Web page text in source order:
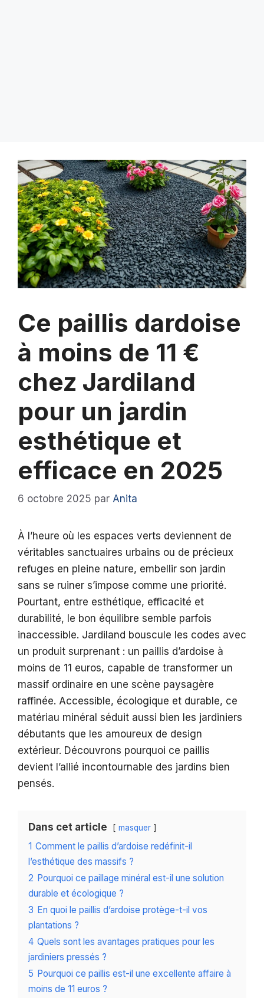
Ce paillis dardoise
à moins de 11 €
chez Jardiland
pour un jardin
esthétique et
efficace en 2025
6 octobre 2025 par Anita
À l’heure où les espaces verts deviennent de
véritables sanctuaires urbains ou de précieux
refuges en pleine nature, embellir son jardin
sans se ruiner s’impose comme une priorité.
Pourtant, entre esthétique, efficacité et
durabilité, le bon équilibre semble parfois
inaccessible. Jardiland bouscule les codes avec
un produit surprenant : un paillis d’ardoise à
moins de 11 euros, capable de transformer un
massif ordinaire en une scène paysagère
raffinée. Accessible, écologique et durable, ce
matériau minéral séduit aussi bien les jardiniers
débutants que les amoureux de design
extérieur. Découvrons pourquoi ce paillis
devient l’allié incontournable des jardins bien
pensés.
Dans cet article masquer
1 Comment le paillis d’ardoise redéfinit-il
l’esthétique des massifs ?
2 Pourquoi ce paillage minéral est-il une solution
durable et écologique ?
3 En quoi le paillis d’ardoise protège-t-il vos
plantations ?
4 Quels sont les avantages pratiques pour les
jardiniers pressés ?
5 Pourquoi ce paillis est-il une excellente affaire à
moins de 11 euros ?